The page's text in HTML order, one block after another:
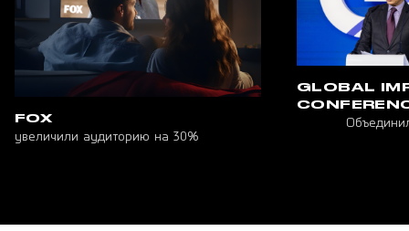
FOX
увеличили аудиторию на 30%
GLOBAL